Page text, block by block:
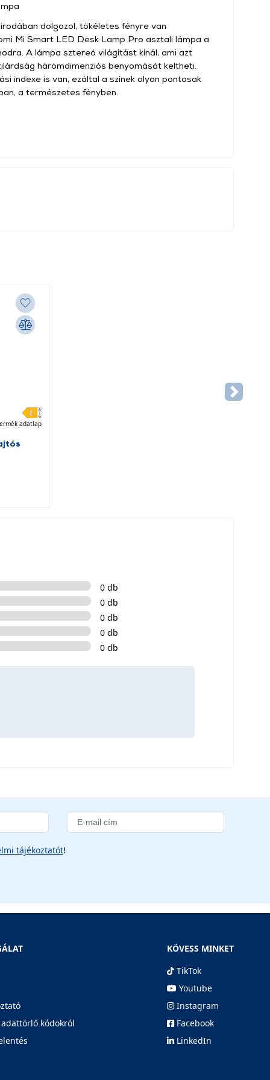
dolgozol, tökéletes fényre van
Mi Smart LED Desk Lamp Pro asztali lámpa a
A lámpa sztereó világítást kínál, ami azt
háromdimenziós benyomását keltheti.
indexe is van, ezáltal a színek olyan pontosak
a természetes fényben.
adatlap
0 db
0 db
0 db
0 db
0 db
tájékoztatót!
kódokról
KÖVESS MINKET
TikTok
Youtube
Instagram
Facebook
LinkedIn